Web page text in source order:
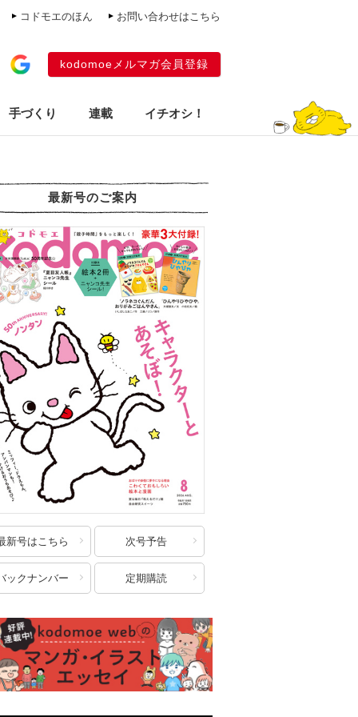
コドモエのほん お問い合わせはこちら
kodomoeメルマガ会員登録
手づくり 連載 イチオシ！
最新号のご案内
新号はこちら 次号予告
ックナンバー 定期購読